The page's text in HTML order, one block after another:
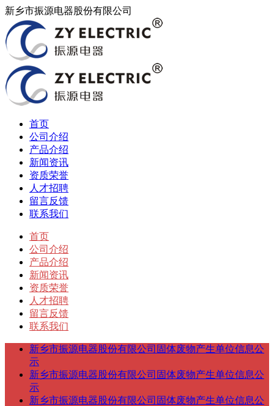
新乡市振源电器股份有限公司
首页
公司介绍
产品介绍
新闻资讯
资质荣誉
人才招聘
留言反馈
联系我们
首页
公司介绍
产品介绍
新闻资讯
资质荣誉
人才招聘
留言反馈
联系我们
新乡市振源电器股份有限公司固体废物产生单位信息公
示
新乡市振源电器股份有限公司固体废物产生单位信息公
示
新乡市振源电器股份有限公司固体废物产生单位信息公